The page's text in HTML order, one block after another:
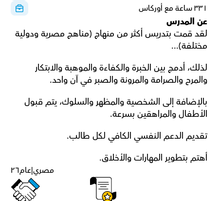
٣٣١ ساعة مع أوركاس
عن المدرس
مختلفة)...
والمرح والصرامة والمرونة والصبر في آن واحد.
الأطفال والمراهقين بسرعة.
تقديم الدعم النفسي الكافي لكل طالب.
أهتم بتطوير المهارات والأخلاق.
٢٦عام|مصري